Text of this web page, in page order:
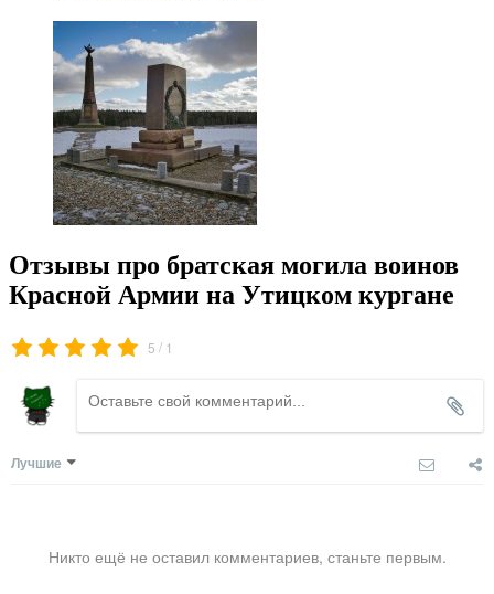
Отзывы про братская могила воинов
Красной Армии на Утицком кургане
5 / 1
Лучшие
Никто ещё не оставил комментариев, станьте первым.